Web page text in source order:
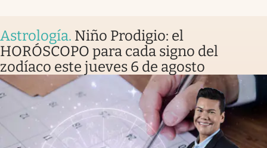
Astrología. Niño Prodigio: el
HORÓSCOPO para cada signo del
zodíaco este jueves 6 de agosto